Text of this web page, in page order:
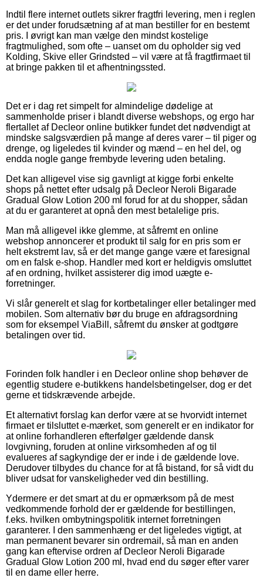
Indtil flere internet outlets sikrer fragtfri levering, men i reglen
er det under forudsætning af at man bestiller for en bestemt
pris. I øvrigt kan man vælge den mindst kostelige
fragtmulighed, som ofte – uanset om du opholder sig ved
Kolding, Skive eller Grindsted – vil være at få fragtfirmaet til
at bringe pakken til et afhentningssted.
Det er i dag ret simpelt for almindelige dødelige at
sammenholde priser i blandt diverse webshops, og ergo har
flertallet af Decleor online butikker fundet det nødvendigt at
mindske salgsværdien på mange af deres varer – til piger og
drenge, og ligeledes til kvinder og mænd – en hel del, og
endda nogle gange frembyde levering uden betaling.
Det kan alligevel vise sig gavnligt at kigge forbi enkelte
shops på nettet efter udsalg på Decleor Neroli Bigarade
Gradual Glow Lotion 200 ml forud for at du shopper, sådan
at du er garanteret at opnå den mest betalelige pris.
Man må alligevel ikke glemme, at såfremt en online
webshop annoncerer et produkt til salg for en pris som er
helt ekstremt lav, så er det mange gange være et faresignal
om en falsk e-shop. Handler med kort er heldigvis omsluttet
af en ordning, hvilket assisterer dig imod uægte e-
forretninger.
Vi slår generelt et slag for kortbetalinger eller betalinger med
mobilen. Som alternativ bør du bruge en afdragsordning
som for eksempel ViaBill, såfremt du ønsker at godtgøre
betalingen over tid.
Forinden folk handler i en Decleor online shop behøver de
egentlig studere e-butikkens handelsbetingelser, dog er det
gerne et tidskrævende arbejde.
Et alternativt forslag kan derfor være at se hvorvidt internet
firmaet er tilsluttet e-mærket, som generelt er en indikator for
at online forhandleren efterfølger gældende dansk
lovgivning, foruden at online virksomheden af og til
evalueres af sagkyndige der er inde i de gældende love.
Derudover tilbydes du chance for at få bistand, for så vidt du
bliver udsat for vanskeligheder ved din bestilling.
Ydermere er det smart at du er opmærksom på de mest
vedkommende forhold der er gældende for bestillingen,
f.eks. hvilken ombytningspolitik internet forretningen
garanterer. I den sammenhæng er det ligeledes vigtigt, at
man permanent bevarer sin ordremail, så man en anden
gang kan eftervise ordren af Decleor Neroli Bigarade
Gradual Glow Lotion 200 ml, hvad end du søger efter varer
til en dame eller herre.